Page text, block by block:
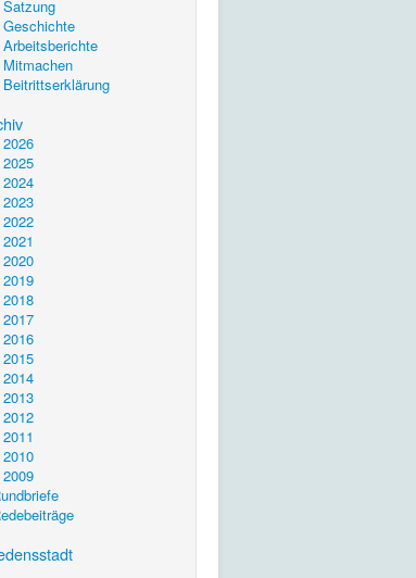
Satzung
Geschichte
Arbeitsberichte
Mitmachen
Beitrittserklärung
2026
2025
2024
2023
2022
2020
2019
2018
2017
2016
2015
2014
2013
2012
2010
2009